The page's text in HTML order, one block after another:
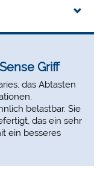
Griff
das Abtasten
belastbar. Sie
das ein sehr
ein besseres